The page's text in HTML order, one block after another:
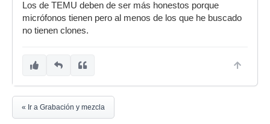
Los de TEMU deben de ser más honestos porque
micrófonos tienen pero al menos de los que he buscado
no tienen clones.
« Ir a Grabación y mezcla